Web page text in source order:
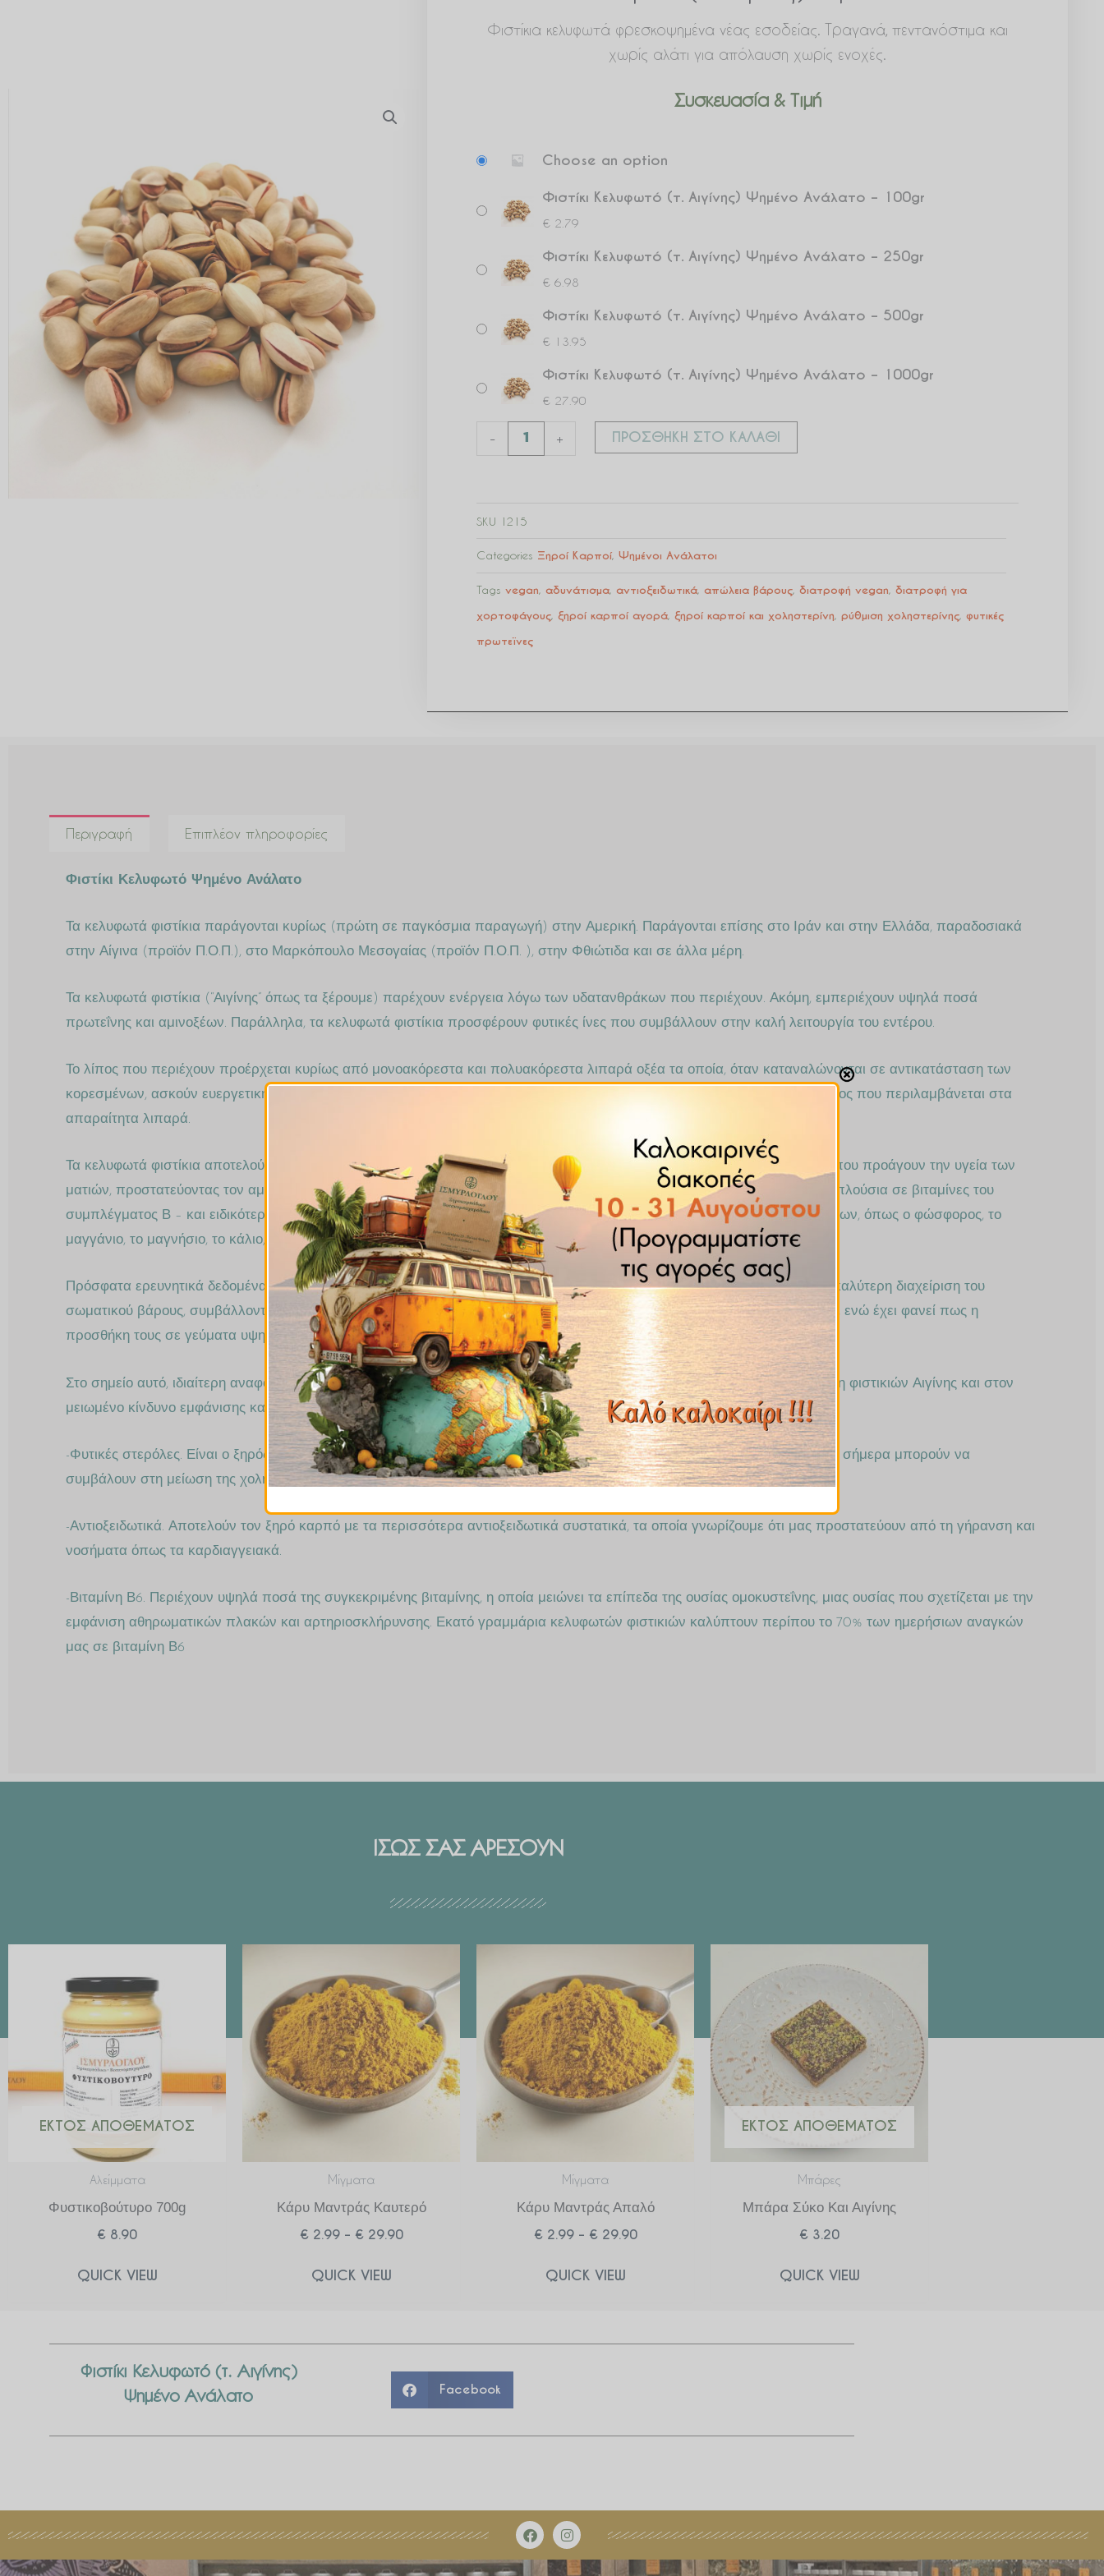
Φιστίκια κελυφωτά φρεσκοψημένα νέας εσοδείας. Τραγανά, πεντανόστιμα και
χωρίς αλάτι για απόλαυση χωρίς ενοχές.
Συσκευασία & Τιμή
Choose an option
Φιστίκι Κελυφωτό (τ. Αιγίνης) Ψημένο Ανάλατο – 100gr
€ 2.79
Φιστίκι Κελυφωτό (τ. Αιγίνης) Ψημένο Ανάλατο – 250gr
€ 6.98
Φιστίκι Κελυφωτό (τ. Αιγίνης) Ψημένο Ανάλατο – 500gr
€ 13.95
Φιστίκι Κελυφωτό (τ. Αιγίνης) Ψημένο Ανάλατο – 1000gr
€ 27.90
-
Κελυφωτό
Αιγίνης)
Ανάλατο
+ ΠΡΟΣΘΉΚΗ ΣΤΟ ΚΑΛΆΘΙ
SKU 1215
Categories Ξηροί Καρποί Ψημένοι Ανάλατοι
Tags vegan αδυνάτισμα αντιοξειδωτικά απώλεια βάρους διατροφή vegan διατροφή για
χορτοφάγους ξηροί καρποί αγορά ξηροί καρποί και χοληστερίνη ρύθμιση χοληστερίνης φυτικές
πρωτεϊνες
Περιγραφή Επιπλέον πληροφορίες
Φιστίκι Κελυφωτό Ψημένο Ανάλατο
Τα κελυφωτά φιστίκια παράγονται κυρίως (πρώτη σε παγκόσμια παραγωγή) στην Αμερική. Παράγονται επίσης στο Ιράν και στην Ελλάδα, παραδοσιακά
στην Αίγινα (προϊόν Π.Ο.Π.), στο Μαρκόπουλο Μεσογαίας (προϊόν Π.Ο.Π. ), στην Φθιώτιδα και σε άλλα μέρη.
Τα κελυφωτά φιστίκια (“Αιγίνης” όπως τα ξέρουμε) παρέχουν ενέργεια λόγω των υδατανθράκων που περιέχουν. Ακόμη, εμπεριέχουν υψηλά ποσά
πρωτεΐνης και αμινοξέων. Παράλληλα, τα κελυφωτά φιστίκια προσφέρουν φυτικές ίνες που συμβάλλουν στην καλή λειτουργία του εντέρου.
Το λίπος που περιέχουν προέρχεται κυρίως από μονοακόρεστα και πολυακόρεστα λιπαρά οξέα τα οποία, όταν καταναλώνονται σε αντικατάσταση των
κορεσμένων, ασκούν ευεργετική δράση στο καρδιαγγειακό σύστημα. Παράλληλα, διαθέτουν υψηλή αναλογία λινελαϊκού οξέος που περιλαμβάνεται στα
απαραίτητα λιπαρά.
Τα κελυφωτά φιστίκια αποτελούν ένα είδος ξηρού καρπού με υψηλή περιεκτικότητα σε λουτεΐνη και ζεαξανθίνη, συστατικά που προάγουν την υγεία των
ματιών, προστατεύοντας τον αμφιβληστροειδή από την επιβλαβή δράση της υπεριώδους ακτινοβολίας. Από την άλλη, είναι πλούσια σε βιταμίνες του
συμπλέγματος Β – και ειδικότερα βιταμίνη Β1 και Β6 –, ενώ περιέχουν και υψηλά ποσά πολύτιμων μετάλλων και ιχνοστοιχείων, όπως ο φώσφορος, το
μαγγάνιο, το μαγνήσιο, το κάλιο, ο ψευδάργυρος και ο σίδηρος.
Πρόσφατα ερευνητικά δεδομένα δείχνουν πως η κατανάλωση κελυφωτών φιστικιών ενδεχομένως να συνδέεται και με την καλύτερη διαχείριση του
σωματικού βάρους, συμβάλλοντας στην επίτευξη υψηλότερου αισθήματος κορεσμού συγκριτικά με άλλα ισοθερμιδικά σνακ, ενώ έχει φανεί πως η
προσθήκη τους σε γεύματα υψηλού γλυκαιμικού δείκτη μειώνει σημαντικά τη μεταγευματική απόκριση γλυκόζης.
Στο σημείο αυτό, ιδιαίτερη αναφορά θα ήταν σωστό να γίνει στη συσχέτιση που υπάρχει σήμερα ανάμεσα στην κατανάλωση φιστικιών Αιγίνης και στον
μειωμένο κίνδυνο εμφάνισης καρδιαγγειακών νοημάτων. Το γεγονός αυτό οφείλεται στην υψηλή περιεκτικότητά τους σε:
-Φυτικές στερόλες. Είναι ο ξηρός καρπός με την υψηλότερη περιεκτικότητα σε φυτικές στερόλες, ουσίες που αποδεδειγμένα σήμερα μπορούν να
συμβάλουν στη μείωση της χοληστερόλης.
-Αντιοξειδωτικά. Αποτελούν τον ξηρό καρπό με τα περισσότερα αντιοξειδωτικά συστατικά, τα οποία γνωρίζουμε ότι μας προστατεύουν από τη γήρανση και
νοσήματα όπως τα καρδιαγγειακά.
-Βιταμίνη Β6. Περιέχουν υψηλά ποσά της συγκεκριμένης βιταμίνης, η οποία μειώνει τα επίπεδα της ουσίας ομοκυστεΐνης, μιας ουσίας που σχετίζεται με την
εμφάνιση αθηρωματικών πλακών και αρτηριοσκλήρυνσης. Εκατό γραμμάρια κελυφωτών φιστικιών καλύπτουν περίπου το 70% των ημερήσιων αναγκών
μας σε βιταμίνη Β6
ΙΣΩΣ ΣΑΣ ΑΡΕΣΟΥΝ
ΕΚΤΌΣ ΑΠΟΘΈΜΑΤΟΣ
Αλείμματα
Φυστικοβούτυρο 700g
€ 8.90
QUICK VIEW
Μίγματα
Κάρυ Μαντράς Καυτερό
€2.99 – €29.90
€ 2.99
through
€ 29.90
QUICK VIEW
Μίγματα
Κάρυ Μαντράς Απαλό
€2.99 – €29.90
€ 2.99
through
€ 29.90
QUICK VIEW
ΕΚΤΌΣ ΑΠΟΘΈΜΑΤΟΣ
Μπάρες
Μπάρα Σύκο Και Αιγίνης
€ 3.20
QUICK VIEW
Φιστίκι Κελυφωτό (τ. Αιγίνης)
Ψημένο Ανάλατο
Facebook
F
a
I
n